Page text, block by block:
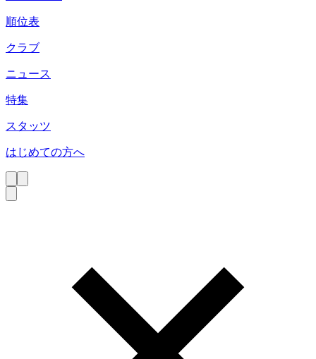
順位表
クラブ
ニュース
特集
スタッツ
はじめての方へ